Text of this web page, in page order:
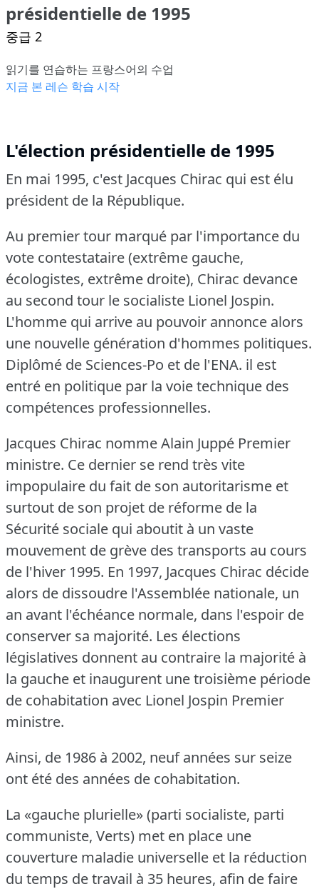
présidentielle de 1995
중급 2
읽기를 연습하는 프랑스어의 수업
지금 본 레슨 학습 시작
L'élection présidentielle de 1995
En mai 1995, c'est Jacques Chirac qui est élu
président de la République.
Au premier tour marqué par l'importance du
vote contestataire (extrême gauche,
écologistes, extrême droite), Chirac devance
au second tour le socialiste Lionel Jospin.
L'homme qui arrive au pouvoir annonce alors
une nouvelle génération d'hommes politiques.
Diplômé de Sciences-Po et de l'ENA. il est
entré en politique par la voie technique des
compétences professionnelles.
Jacques Chirac nomme Alain Juppé Premier
ministre. Ce dernier se rend très vite
impopulaire du fait de son autoritarisme et
surtout de son projet de réforme de la
Sécurité sociale qui aboutit à un vaste
mouvement de grève des transports au cours
de l'hiver 1995. En 1997, Jacques Chirac décide
alors de dissoudre l'Assemblée nationale, un
an avant l'échéance normale, dans l'espoir de
conserver sa majorité. Les élections
législatives donnent au contraire la majorité à
la gauche et inaugurent une troisième période
de cohabitation avec Lionel Jospin Premier
ministre.
Ainsi, de 1986 à 2002, neuf années sur seize
ont été des années de cohabitation.
La «gauche plurielle» (parti socialiste, parti
communiste, Verts) met en place une
couverture maladie universelle et la réduction
du temps de travail à 35 heures, afin de faire